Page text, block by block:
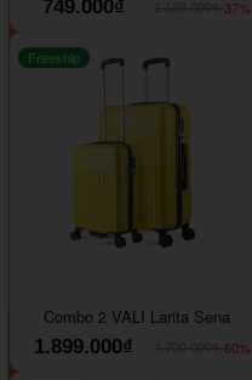
749.000₫ -37%
Freeship
Combo 2 VALI Larita Sena
1.899.000₫
-60%